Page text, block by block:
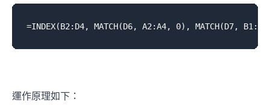
運作原理如下：